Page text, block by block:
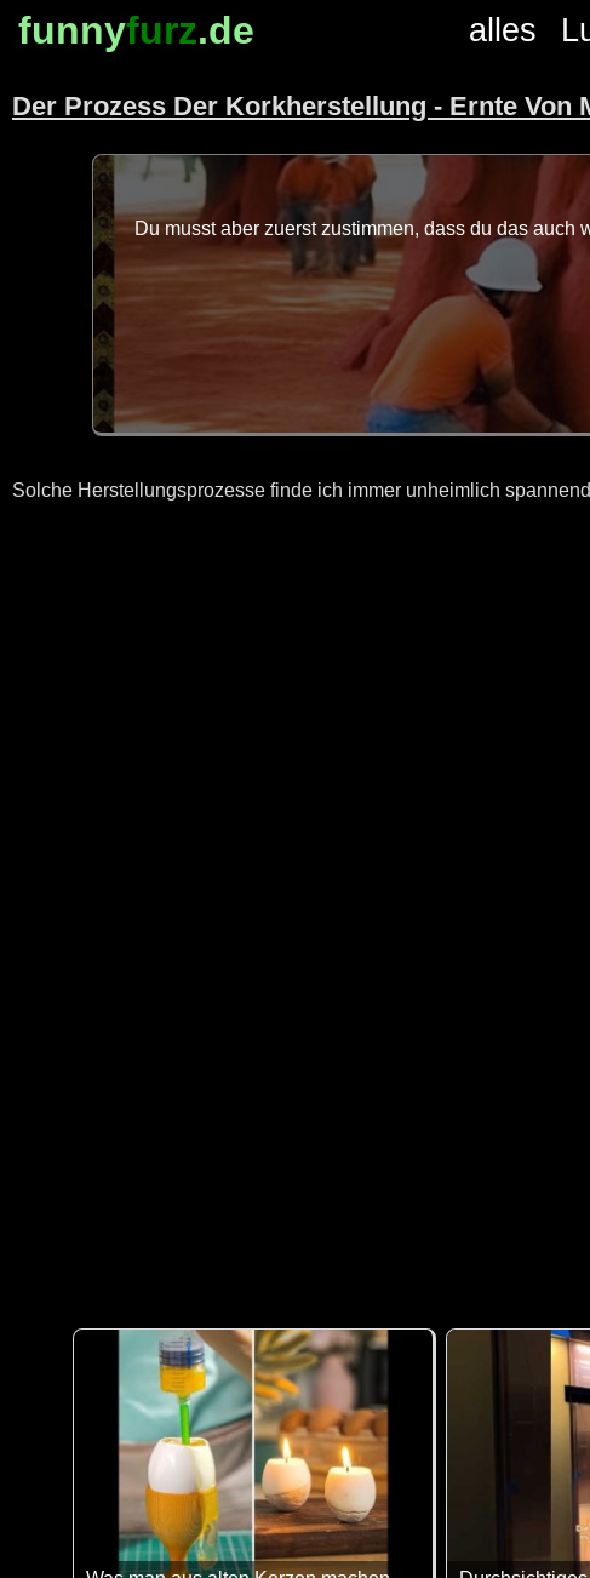
funnyfurz.de alles
Der Prozess Der Korkherstellung - Ernte Von
Du musst aber zuerst zustimmen, dass du das
Solche Herstellungsprozesse finde ich immer unheimlich